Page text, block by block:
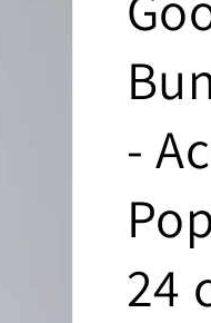
-
24